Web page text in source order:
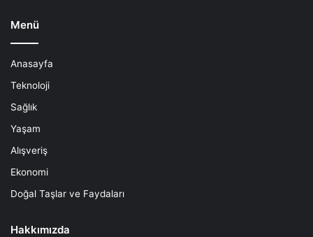
Menü
Anasayfa
Teknoloji
Sağlık
Yaşam
Alışveriş
Ekonomi
Doğal Taşlar ve Faydaları
Hakkımızda